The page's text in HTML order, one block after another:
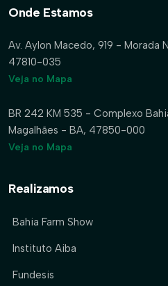
Onde Estamos
Av. Aylon Macedo, 919 - Morada
47810-035
Veja no Mapa
BR 242 KM 535 - Complexo
Magalhães - BA, 47850-000
Veja no Mapa
Realizamos
Bahia Farm Show
Instituto Aiba
Fundesis